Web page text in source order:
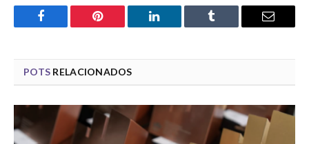
Facebook Pinterest LinkedIn Tumblr Email
POTS RELACIONADOS